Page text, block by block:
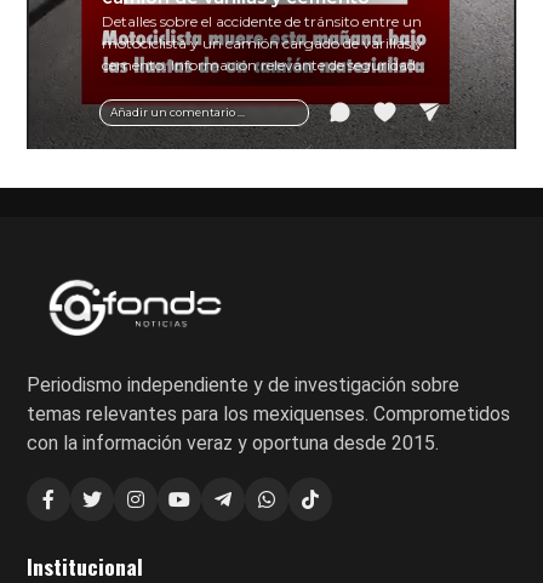
Añadir un comentario ...
Detalles sobre el accidente de tránsito entre un
motociclista y un camión cargado de varillas y
cemento. Información relevante de seguridad
vial y recomendaciones para motociclistas.
Periodismo independiente y de investigación sobre
temas relevantes para los mexiquenses. Comprometidos
con la información veraz y oportuna desde 2015.
Institucional